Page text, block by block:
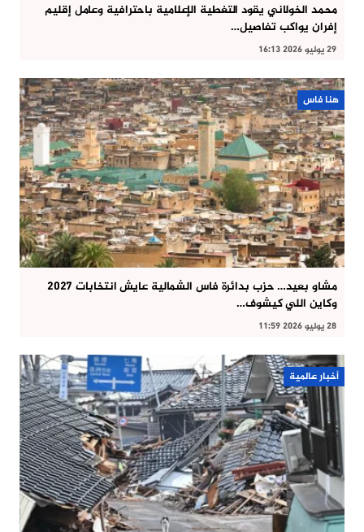
محمد الخولاني يقود التغطية الإعلامية باحترافية وعامل إقليم
إفران يواكب تفاصيل…
29 يوليو 2026 16:13
هنا فاس
مشاو بعيد… حزب بدائرة فاس الشمالية عايش انتخابات 2027
وكاين اللي كيشوف…
28 يوليو 2026 11:59
أخبار عالمية